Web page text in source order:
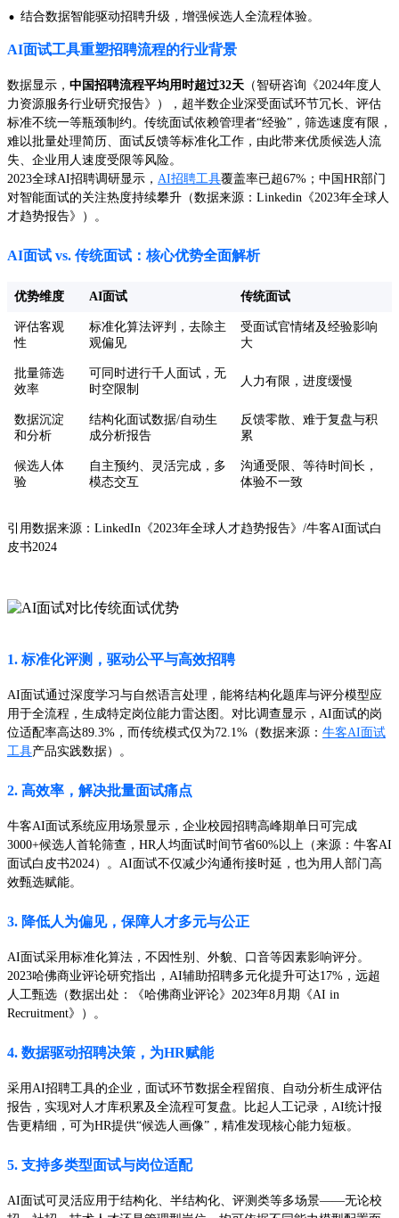
· 结合数据智能驱动招聘升级，增强候选人全流程体验。
AI面试工具重塑招聘流程的行业背景
数据显示， 中国招聘流程平均用时超过32天 （智研咨询《2024年度人
力资源服务行业研究报告》），超半数企业深受面试环节冗长、评估
标准不统一等瓶颈制约。传统面试依赖管理者“经验”，筛选速度有限，
难以批量处理简历、面试反馈等标准化工作，由此带来优质候选人流
失、企业用人速度受限等风险。
2023全球AI招聘调研显示， AI招聘工具覆盖率已超67%；中国HR部门
对智能面试的关注热度持续攀升（数据来源：Linkedin《2023年全球人
才趋势报告》）。
AI面试 vs. 传统面试：核心优势全面解析
优势维度 AI面试 传统面试
评估客观
性
标准化算法评判，去除主
观偏见
受面试官情绪及经验影响
大
批量筛选
效率
可同时进行千人面试，无
时空限制
人力有限，进度缓慢
数据沉淀
和分析
结构化面试数据/自动生
成分析报告
反馈零散、难于复盘与积
累
候选人体
验
自主预约、灵活完成，多
模态交互
沟通受限、等待时间长，
体验不一致
引用数据来源：LinkedIn《2023年全球人才趋势报告》/牛客AI面试白
皮书2024
1. 标准化评测，驱动公平与高效招聘
AI面试通过深度学习与自然语言处理，能将结构化题库与评分模型应
用于全流程，生成特定岗位能力雷达图。对比调查显示，AI面试的岗
位适配率高达89.3%，而传统模式仅为72.1%（数据来源： 牛客AI面试
工具产品实践数据）。
2. 高效率，解决批量面试痛点
牛客AI面试系统应用场景显示，企业校园招聘高峰期单日可完成
3000+候选人首轮筛查，HR人均面试时间节省60%以上（来源：牛客AI
面试白皮书2024）。AI面试不仅减少沟通衔接时延，也为用人部门高
效甄选赋能。
3. 降低人为偏见，保障人才多元与公正
AI面试采用标准化算法，不因性别、外貌、口音等因素影响评分。
2023哈佛商业评论研究指出，AI辅助招聘多元化提升可达17%，远超
人工甄选（数据出处：《哈佛商业评论》2023年8月期《AI in
Recruitment》）。
4. 数据驱动招聘决策，为HR赋能
采用AI招聘工具的企业，面试环节数据全程留痕、自动分析生成评估
报告，实现对人才库积累及全流程可复盘。比起人工记录，AI统计报
告更精细，可为HR提供“候选人画像”，精准发现核心能力短板。
5. 支持多类型面试与岗位适配
AI面试可灵活应用于结构化、半结构化、评测类等多场景——无论校